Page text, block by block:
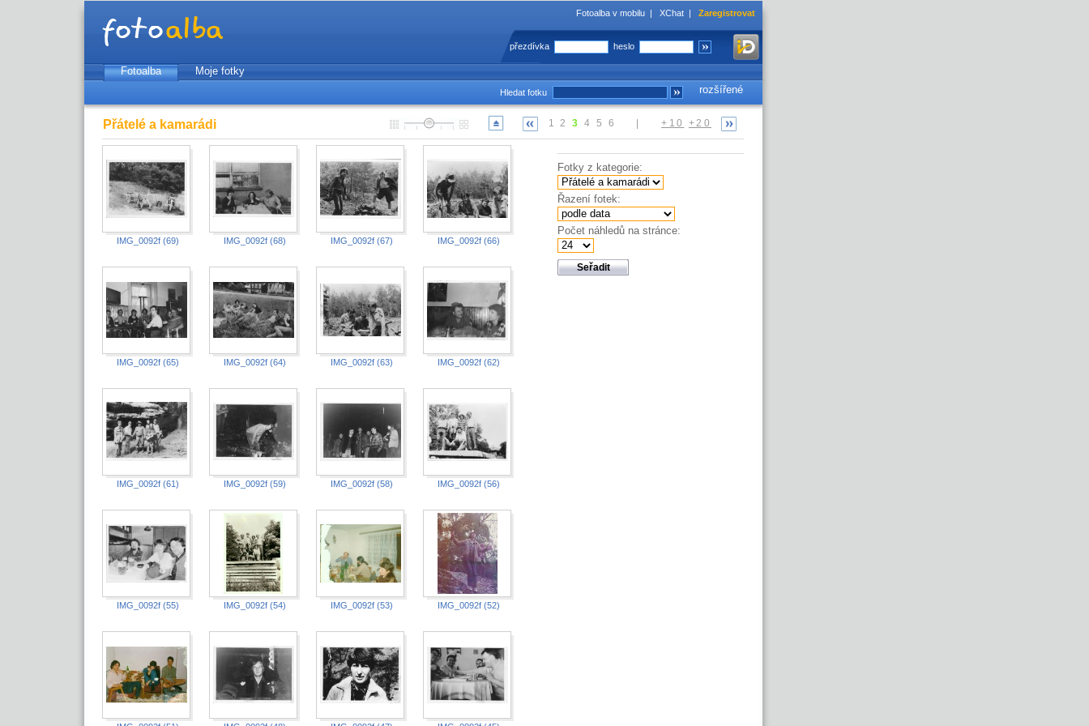
Fotoalba v mobilu | XChat | Zaregistrovat
přezdívka heslo
Fotoalba
Moje fotky
rozšířené
Hledat fotku
Přátelé a kamarádi 1 2 3 4 5 6 +10 +20
IMG_0092f (69) IMG_0092f (68) IMG_0092f (67) IMG_0092f (66)
IMG_0092f (65) IMG_0092f (64) IMG_0092f (63) IMG_0092f (62)
IMG_0092f (61) IMG_0092f (59) IMG_0092f (58) IMG_0092f (56)
IMG_0092f (55) IMG_0092f (54) IMG_0092f (53) IMG_0092f (52)
Fotky z kategorie:
Řazení fotek:
Počet náhledů na stránce: